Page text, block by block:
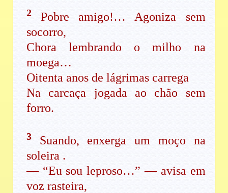
2Pobre amigo!… Agoniza sem
socorro,
Chora lembrando o milho na
moega…
Oitenta anos de lágrimas carrega
Na carcaça jogada ao chão sem
forro.
3Suando, enxerga um moço na
soleira .
— “Eu sou leproso…” — avisa em
voz rasteira,